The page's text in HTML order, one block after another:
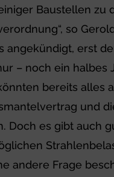
Baustellen zu
so
angekündigt, erst
– noch ein halbes
bereits alles
und
Doch es gibt auch
andere Frage